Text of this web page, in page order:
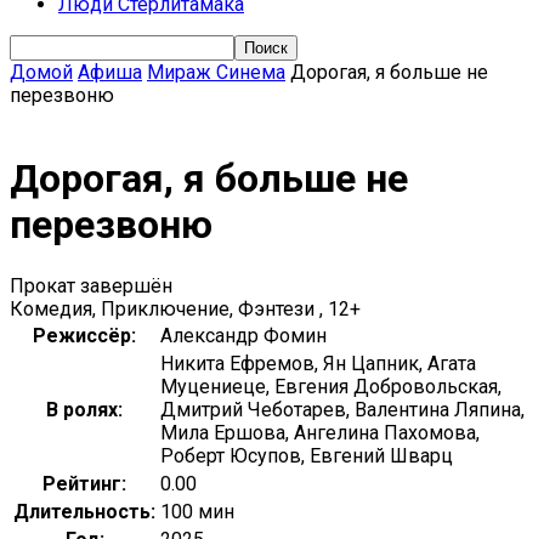
Домой Афиша Мираж Синема Дорогая, я больше не
перезвоню
Дорогая, я больше не
перезвоню
Прокат завершён
Комедия, Приключение, Фэнтези , 12+
Режиссёр:
Александр Фомин
В ролях:
Никита Ефремов, Ян Цапник, Агата
Муцениеце, Евгения Добровольская,
Дмитрий Чеботарев, Валентина Ляпина,
Мила Ершова, Ангелина Пахомова,
Роберт Юсупов, Евгений Шварц
Рейтинг:
0.00
Длительность: 100 мин